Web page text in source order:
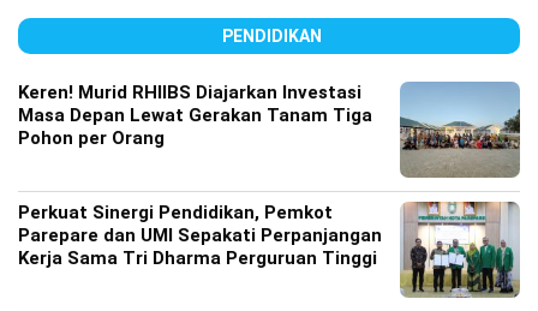
PENDIDIKAN
Keren! Murid RHIIBS Diajarkan Investasi
Masa Depan Lewat Gerakan Tanam Tiga
Pohon per Orang
Perkuat Sinergi Pendidikan, Pemkot
Parepare dan UMI Sepakati Perpanjangan
Kerja Sama Tri Dharma Perguruan Tinggi